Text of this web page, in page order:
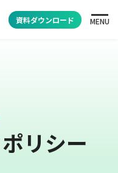
資料ダウンロード MENU
リシー